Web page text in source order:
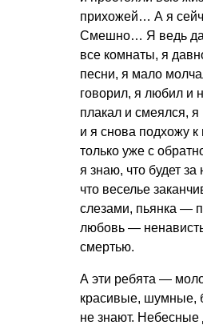
прихожей… А я
Смешно… Я ведь
все комнаты, я
песни, я мало
говорил, я любил и
плакал и смеялся,
и я снова подхожу
только уже с
я знаю, что будет
что веселье
слезами, пьянка —
любовь —
смертью.
А эти ребята —
красивые, шумные,
не знают. Небесные